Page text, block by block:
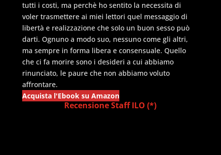
tutti i costi, ma perchè ho sentito la necessita di
voler trasmettere ai miei lettori quel messaggio di
libertà e realizzazione che solo un buon sesso può
darti. Ognuno a modo suo, nessuno come gli altri,
ma sempre in forma libera e consensuale. Quello
che ci fa morire sono i desideri a cui abbiamo
rinunciato, le paure che non abbiamo voluto
affrontare.
Acquista l'Ebook su Amazon
Recensione Staff ILO (*)